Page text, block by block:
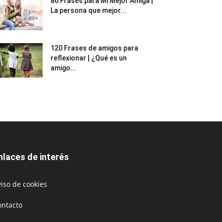
La persona que mejor...
120 Frases de amigos para
reflexionar | ¿Qué es un
amigo...
de interés
de cookies